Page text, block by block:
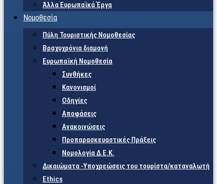
Άλλα Ευρωπαϊκά Έργα
Νομοθεσία
Πύλη Τουριστικής Νομοθεσίας
Βραχυχρόνια διαμονή
Ευρωπαϊκή Νομοθεσία
Συνθήκες
Κανονισμοί
Οδηγίες
Αποφάσεις
Ανακοινώσεις
Προπαρασκευαστικές Πράξεις
Νομολογία Δ.Ε.Κ.
Δικαιώματα -Υποχρεώσεις του τουρίστα/καταναλωτή
Ethics